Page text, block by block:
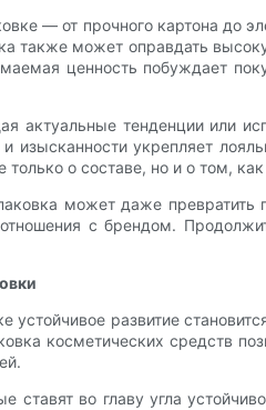
— от прочного картона до
также может оправдать
ценность побуждает
актуальные тенденции или
изысканности укрепляет
только о составе, но и о том,
может даже
с брендом.
устойчивое развитие
косметических средств
ставят во главу угла